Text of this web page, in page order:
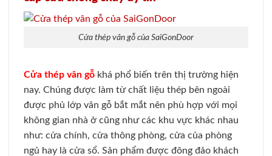
Cửa thép vân gỗ của SaiGonDoor
Cửa thép vân gỗ khá phổ biến trên thị trường hiện
nay. Chúng được làm từ chất liệu thép bên ngoài
được phủ lớp vân gỗ bắt mắt nên phù hợp với mọi
không gian nhà ở cũng như các khu vực khác nhau
như: cửa chính, cửa thông phòng, cửa của phòng
ngủ hay là cửa sổ. Sản phẩm được đông đảo khách